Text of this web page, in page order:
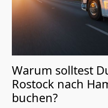
Warum solltest
Rostock nach
buchen?